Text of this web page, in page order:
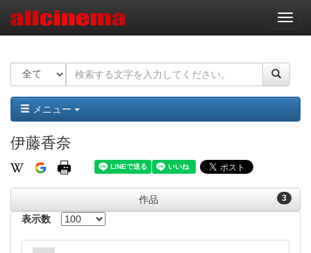
ナ
ビ
ー
ョ
ン
メニュー
伊藤香奈
3
作品
表示数